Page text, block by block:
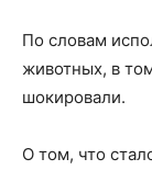
По словам
животных, в
шокировали.
О том, что